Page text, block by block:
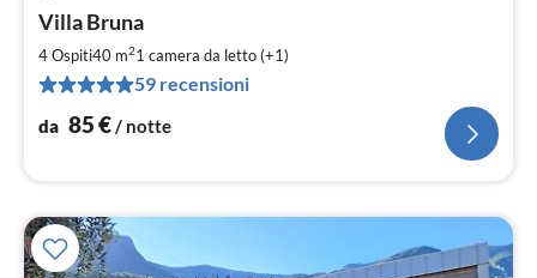
Villa Bruna
4 Ospiti40 m21 camera da letto (+1)
59 recensioni
da 85€/ notte